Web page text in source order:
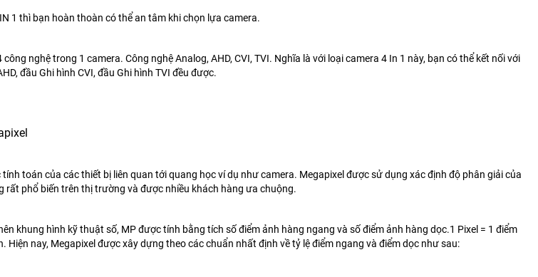
1 thì bạn hoàn thoàn có thể an tâm khi chọn lựa camera.
nghệ trong 1 camera. Công nghệ Analog, AHD, CVI, TVI. Nghĩa là với loại camera 4 In 1 này, bạn có thể kết nối với
đầu Ghi hình CVI, đầu Ghi hình TVI đều được.
tính toán của các thiết bị liên quan tới quang học ví dụ như camera. Megapixel được sử dụng xác định độ phân giải của
rất phổ biến trên thị trường và được nhiều khách hàng ưa chuộng.
khung hình kỹ thuật số, MP được tính bằng tích số điểm ảnh hàng ngang và số điểm ảnh hàng dọc.1 Pixel = 1 điểm
Hiện nay, Megapixel được xây dựng theo các chuẩn nhất định về tỷ lệ điểm ngang và điểm dọc như sau: